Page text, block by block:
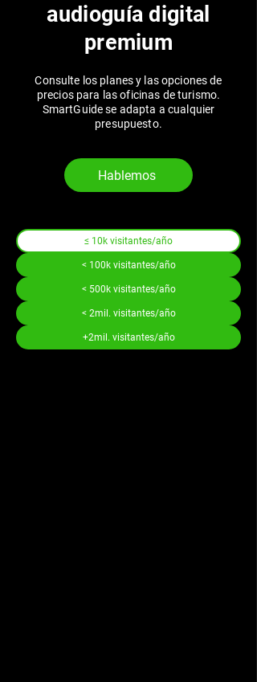
audioguía digital
premium
Consulte los planes y las opciones de
precios para las oficinas de turismo.
SmartGuide se adapta a cualquier
presupuesto.
Hablemos
≤ 10k visitantes/año
< 100k visitantes/año
< 500k visitantes/año
< 2mil. visitantes/año
+2mil. visitantes/año